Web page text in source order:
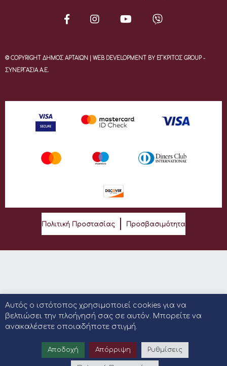
© COPYRIGHT ΔΗΜΟΣ ΑΡΤΑΙΩΝ | WEB DEVELOPMENT BY ΕΓΚΡΙΤΟΣ GROUP -
ΣΥΝΕΡΓΑΣΙΑ Α.Ε.
Πολιτική Προστασίας Προσβασιμότητα
Αυτός ο ιστότοπος χρησιμοποιεί cookies για να
βελτιώσει την πλοήγησή σας σε αυτόν. Μπορείτε να
ανακαλέσετε οποιαδήποτε στιγμή.
Αποδοχή Απόρριψη Ρυθμίσεις